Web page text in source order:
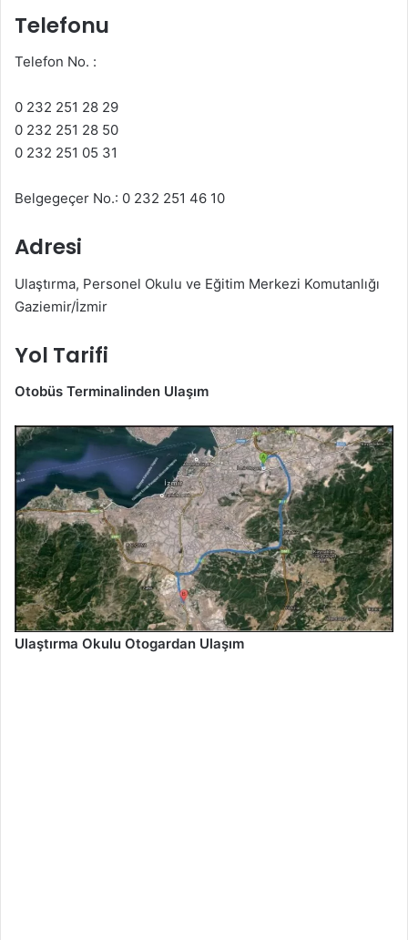
Telefonu
Telefon No. :
0 232 251 28 29
0 232 251 28 50
0 232 251 05 31
Belgegeçer No.: 0 232 251 46 10
Adresi
Ulaştırma, Personel Okulu ve Eğitim Merkezi Komutanlığı
Gaziemir/İzmir
Yol Tarifi
Otobüs Terminalinden Ulaşım
Ulaştırma Okulu Otogardan Ulaşım